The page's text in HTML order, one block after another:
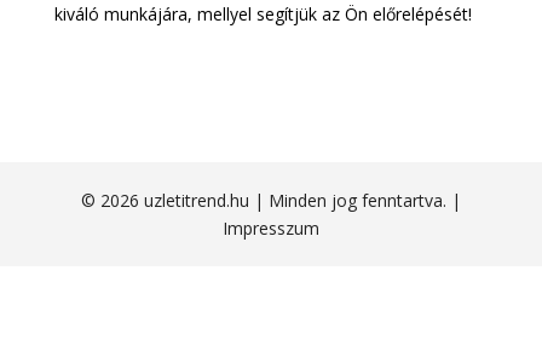
kiváló munkájára, mellyel segítjük az Ön előrelépését!
© 2026 uzletitrend.hu | Minden jog fenntartva. |
Impresszum